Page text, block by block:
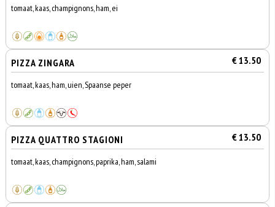
tomaat, kaas, champignons, ham, ei
PIZZA ZINGARA € 13.50
tomaat, kaas, ham, uien, Spaanse peper
PIZZA QUATTRO STAGIONI € 13.50
tomaat, kaas, champignons, paprika, ham, salami